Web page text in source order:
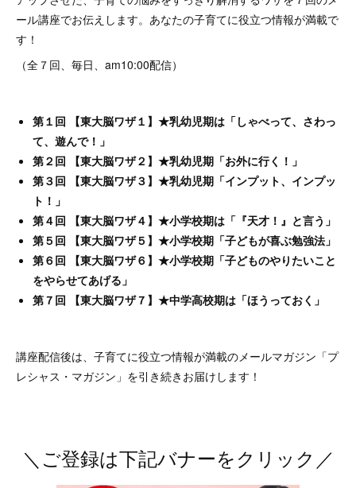
ール講座でお伝えします。あなたの子育てに役立つ情報が満載で
す！
（全７回、毎日、am10:00配信）
第１回 【東大脳ワザ１】★乳幼児期は「しゃべって、さわっ
て、遊んで！」
第２回 【東大脳ワザ２】★乳幼児期「お外に行く！」
第３回 【東大脳ワザ３】★乳幼児期「インプット、インプッ
ト！」
第４回 【東大脳ワザ４】★小学校期は「『天才！』と言う」
第５回 【東大脳ワザ５】★小学校期「子どもが喜ぶ勉強法」
第６回 【東大脳ワザ６】★小学校期「子どものやりたいこと
をやらせてあげる」
第７回 【東大脳ワザ７】★中学高校期は「ほうっておく」
講座配信後は、子育てに役立つ情報が満載のメールマガジン「プ
レシャス・マガジン」を引き続きお届けします！
＼ご登録は下記バナーをクリック／